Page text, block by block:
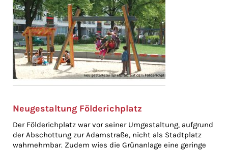
Neugestaltung Földerichplatz
Der Földerichplatz war vor seiner Umgestaltung, aufgrund
der Abschottung zur Adamstraße, nicht als Stadtplatz
wahrnehmbar. Zudem wies die Grünanlage eine geringe